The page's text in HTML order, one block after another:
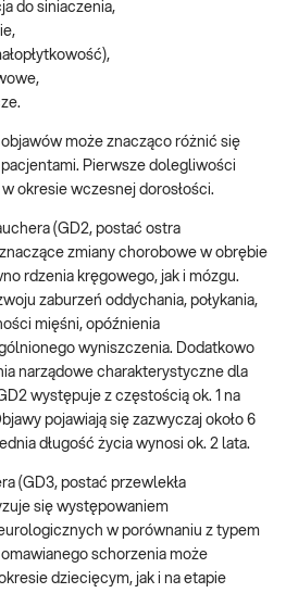
do siniaczenia,
może znacząco różnić się
Pierwsze dolegliwości
okresie wczesnej dorosłości.
(GD2, postać ostra
zmiany chorobowe w obrębie
rdzenia kręgowego, jak i mózgu.
zaburzeń oddychania, połykania,
mięśni, opóźnienia
wyniszczenia. Dodatkowo
narządowe charakterystyczne dla
występuje z częstością ok. 1 na
pojawiają się zazwyczaj około 6
długość życia wynosi ok. 2 lata.
(GD3, postać przewlekła
się występowaniem
w porównaniu z typem
schorzenia może
dziecięcym, jak i na etapie